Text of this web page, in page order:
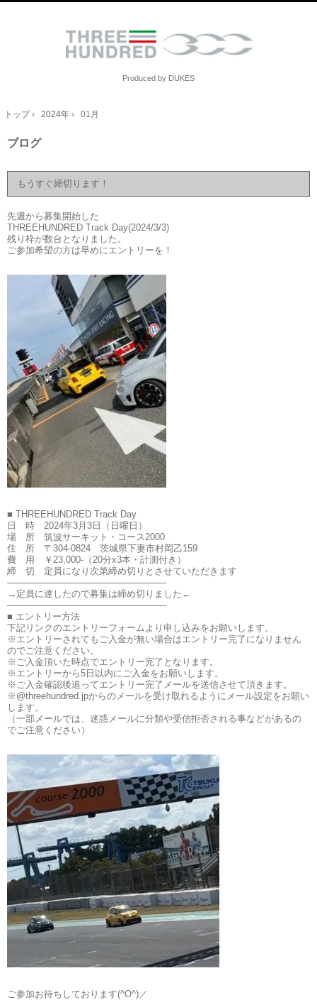
Produced by DUKES
トップ› 2024年 › 01月
ブログ
もうすぐ締切ります！
先週から募集開始した
THREEHUNDRED Track Day(2024/3/3)
残り枠が数台となりました。
ご参加希望の方は早めにエントリーを！
■ THREEHUNDRED Track Day
日 時 2024年3月3日（日曜日）
場 所 筑波サーキット・コース2000
住 所 〒304-0824 茨城県下妻市村岡乙159
費 用 ￥23,000-（20分x3本・計測付き）
締 切 定員になり次第締め切りとさせていただきます
—————————————————-
→定員に達したので募集は締め切りました←
—————————————————-
■ エントリー方法
下記リンクのエントリーフォームより申し込みをお願いします。
※エントリーされてもご入金が無い場合はエントリー完了になりません
のでご注意ください。
※ご入金頂いた時点でエントリー完了となります。
※エントリーから5日以内にご入金をお願いします。
※ご入金確認後追ってエントリー完了メールを送信させて頂きます。
※@threehundred.jpからのメールを受け取れるようにメール設定をお願い
します。
（一部メールでは、迷惑メールに分類や受信拒否される事などがあるの
でご注意ください）
ご参加お待ちしております(^O^)／